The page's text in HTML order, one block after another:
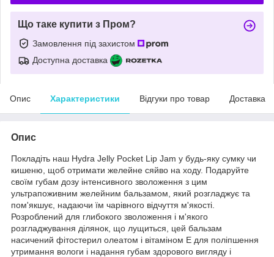
Що таке купити з Пром?
Замовлення під захистом
Доступна доставка
Опис Характеристики Відгуки про товар Доставка
Опис
Покладіть наш Hydra Jelly Pocket Lip Jam у будь-яку сумку чи
кишеню, щоб отримати желейне сяйво на ходу. Подаруйте
своїм губам дозу інтенсивного зволоження з цим
ультрапоживним желейним бальзамом, який розгладжує та
пом'якшує, надаючи їм чарівного відчуття м'якості.
Розроблений для глибокого зволоження і м'якого
розгладжування ділянок, що лущиться, цей бальзам
насичений фітостерил олеатом і вітаміном Е для поліпшення
утримання вологи і надання губам здорового вигляду і